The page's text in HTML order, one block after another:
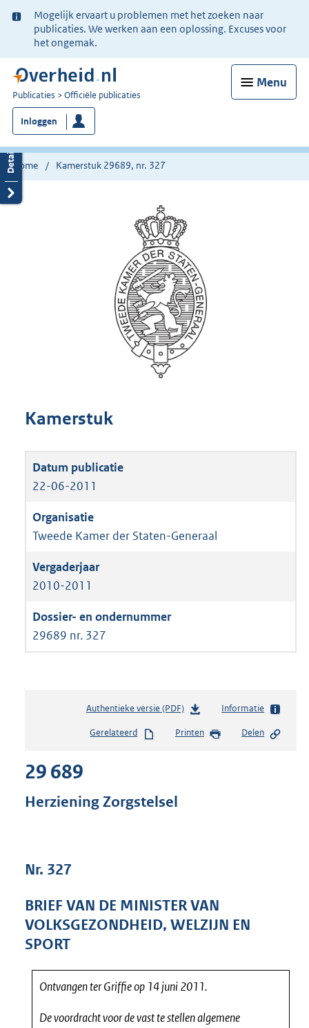
Ter
informatie:
Mogelijk ervaart u problemen met het zoeken naar
publicaties. We werken aan een oplossing. Excuses voor
het ongemak.
Menu
U
bent
nu
hier:
Publicaties Officiële publicaties
Inloggen
Home Kamerstuk 29689, nr. 327
Kamerstuk
22-06-2011
Tweede Kamer der Staten-Generaal
2010-2011
29689 nr. 327
Authentieke versie (PDF)b
s
e
:
K
b
Informatie
Gerelateerd Printen Delen
29 689
Herziening Zorgstelsel
Nr. 327
BRIEF VAN DE MINISTER VAN
VOLKSGEZONDHEID, WELZIJN EN
SPORT
Ontvangen ter Griffie op 14 juni 2011.
De voordracht voor de vast te stellen algemene